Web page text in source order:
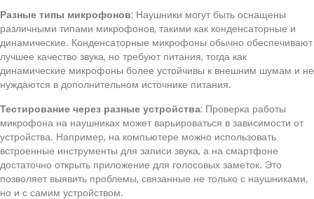
Разные типы микрофонов: Наушники могут быть оснащены
различными типами микрофонов, такими как конденсаторные и
динамические. Конденсаторные микрофоны обычно обеспечивают
лучшее качество звука, но требуют питания, тогда как
динамические микрофоны более устойчивы к внешним шумам и не
нуждаются в дополнительном источнике питания.
Тестирование через разные устройства: Проверка работы
микрофона на наушниках может варьироваться в зависимости от
устройства. Например, на компьютере можно использовать
встроенные инструменты для записи звука, а на смартфоне
достаточно открыть приложение для голосовых заметок. Это
позволяет выявить проблемы, связанные не только с наушниками,
но и с самим устройством.